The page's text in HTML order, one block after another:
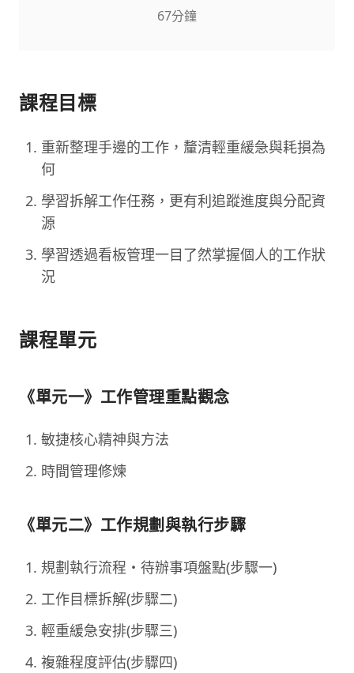
67分鐘
課程目標
重新整理手邊的工作，釐清輕重緩急與耗損為
何
學習拆解工作任務，更有利追蹤進度與分配資
源
學習透過看板管理一目了然掌握個人的工作狀
況
課程單元
《單元一》工作管理重點觀念
敏捷核心精神與方法
時間管理修煉
《單元二》工作規劃與執行步驟
規劃執行流程・待辦事項盤點(步驟一)
工作目標拆解(步驟二)
輕重緩急安排(步驟三)
複雜程度評估(步驟四)